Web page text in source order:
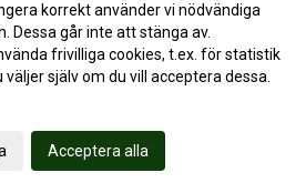
hos Nässjö Basket 2019-06-24 07:59
ungdomar 2019-06-22 14:07
2019-06-21 21:30
korrekt använder vi nödvändiga
Dessa går inte att stänga av.
frivilliga cookies, t.ex. för statistik
själv om du vill acceptera dessa.
Acceptera alla